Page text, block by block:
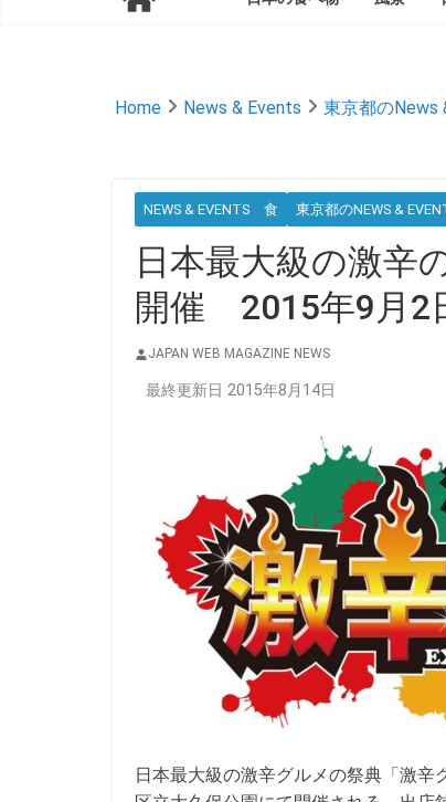
Home News & Events 東京都のNews
NEWS & EVENTS 食 東京都のNEWS &
日本最大級の激辛
開催 2015年9月2
JAPAN WEB MAGAZINE NEWS
最終更新日 2015年8月14日
日本最大級の激辛グルメの祭典「激